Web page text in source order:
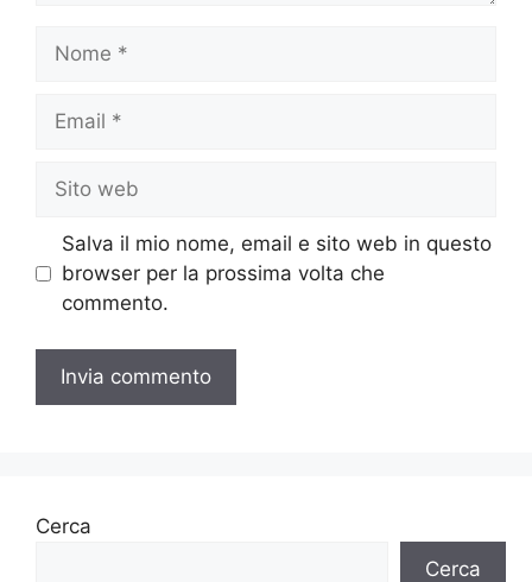
Nome
Email
Sito
web
Salva il mio nome, email e sito web in questo
browser per la prossima volta che
commento.
Cerca
Cerca